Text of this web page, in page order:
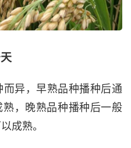
异，早熟品种播种后通
，晚熟品种播种后一般
成熟。